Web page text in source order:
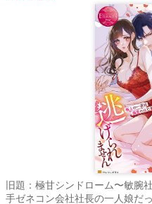
旧題：極甘シンドローム〜敏腕
手ゼネコン会社社長の一人娘だ